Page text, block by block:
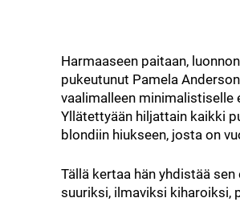
Harmaaseen paitaan,
pukeutunut Pamela
vaalimalleen minimalistiselle
Yllätettyään hiljattain kaikki
blondiin hiukseen, josta on
Tällä kertaa hän yhdistää
suuriksi, ilmaviksi kiharoiksi,